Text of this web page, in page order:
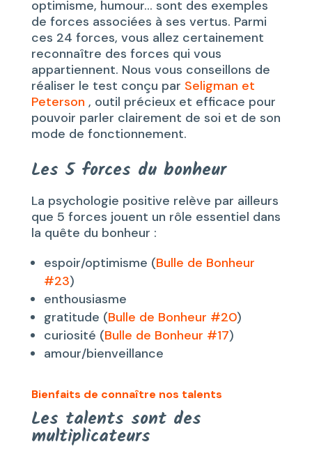
optimisme, humour… sont des exemples
de forces associées à ses vertus. Parmi
ces 24 forces, vous allez certainement
reconnaître des forces qui vous
appartiennent. Nous vous conseillons de
réaliser le test conçu par Seligman et
Peterson , outil précieux et efficace pour
pouvoir parler clairement de soi et de son
mode de fonctionnement.
Les 5 forces du bonheur
La psychologie positive relève par ailleurs
que 5 forces jouent un rôle essentiel dans
la quête du bonheur :
espoir/optimisme (Bulle de Bonheur
#23)
enthousiasme
gratitude (Bulle de Bonheur #20)
curiosité (Bulle de Bonheur #17)
amour/bienveillance
Bienfaits de connaître nos talents
Les talents sont des
multiplicateurs